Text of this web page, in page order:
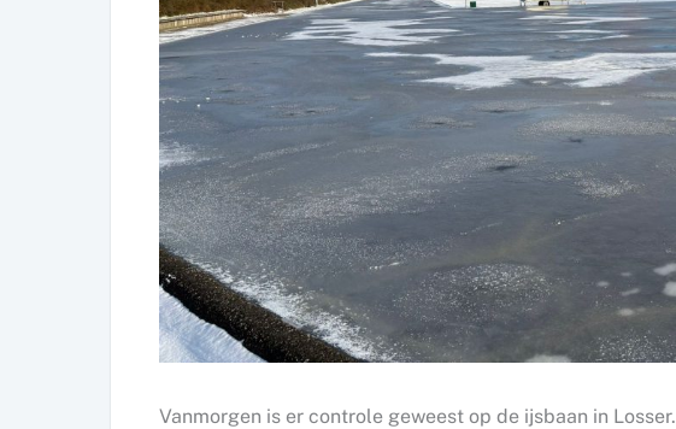
Vanmorgen is er controle geweest op de ijsbaan in Losser.